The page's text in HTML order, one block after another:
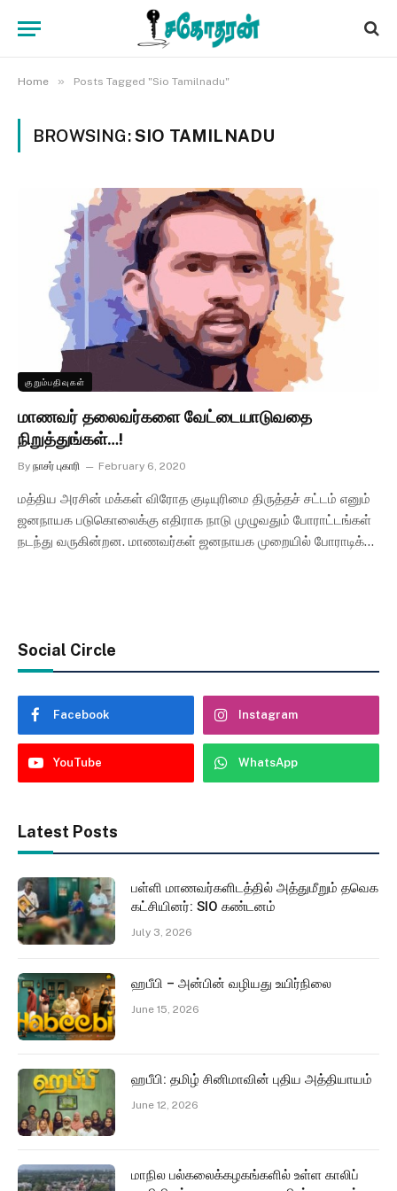
Home » Posts Tagged "Sio Tamilnadu"
BROWSING:SIO TAMILNADU
குறும்பதிவுகள்
மாணவர் தலைவர்களை வேட்டையாடுவதை
நிறுத்துங்கள்…!
By நாசர் புகாரி February 6, 2020
மத்திய அரசின் மக்கள் விரோத குடியுரிமை திருத்தச் சட்டம் எனும்
ஜனநாயக படுகொலைக்கு எதிராக நாடு முழுவதும் போராட்டங்கள்
நடந்து வருகின்றன. மாணவர்கள் ஜனநாயக முறையில் போராடிக்…
Social Circle
Facebook Instagram
YouTube WhatsApp
Latest Posts
பள்ளி மாணவர்களிடத்தில் அத்துமீறும் தவெக
கட்சியினர்: SIO கண்டனம்
July 3, 2026
ஹபீபி – அன்பின் வழியது உயிர்நிலை
June 15, 2026
ஹபீபி: தமிழ் சினிமாவின் புதிய அத்தியாயம்
June 12, 2026
மாநில பல்கலைக்கழகங்களில் உள்ள காலிப்